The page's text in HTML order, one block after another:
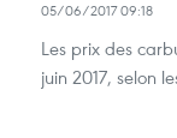
05/06/2017 09:18
Les prix des
juin 2017, selon